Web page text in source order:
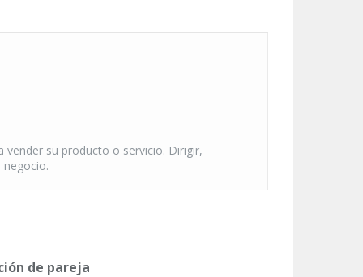
vender su producto o servicio. Dirigir,
de pareja